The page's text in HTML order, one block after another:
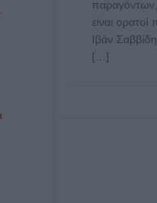
είναι
Ιβάν
[…]